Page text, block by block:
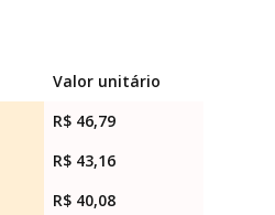
Valor unitário
R$ 46,79
R$ 43,16
R$ 40,08